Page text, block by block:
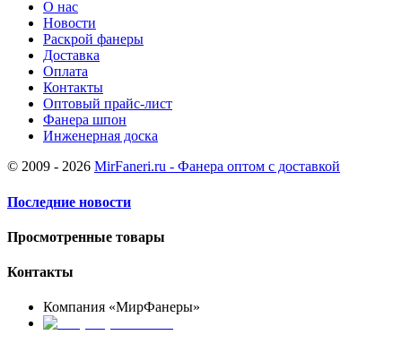
О нас
Новости
Раскрой фанеры
Доставка
Оплата
Контакты
Оптовый прайс-лист
Фанера шпон
Инженерная доска
© 2009 - 2026 MirFaneri.ru - Фанера оптом с доставкой
Последние новости
Просмотренные товары
Контакты
Компания «МирФанеры»